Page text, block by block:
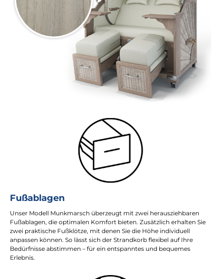
Fußablagen
Unser Modell Munkmarsch überzeugt mit zwei herausziehbaren
Fußablagen, die optimalen Komfort bieten. Zusätzlich erhalten Sie
zwei praktische Fußklötze, mit denen Sie die Höhe individuell
anpassen können. So lässt sich der Strandkorb flexibel auf Ihre
Bedürfnisse abstimmen – für ein entspanntes und bequemes
Erlebnis.